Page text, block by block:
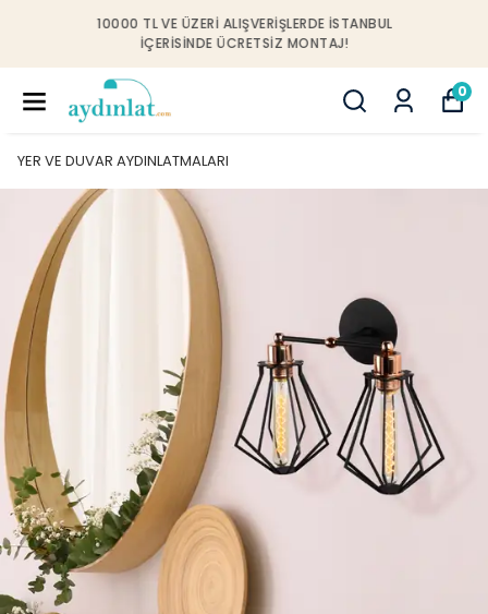
10000 TL VE ÜZERI ALIŞVERIŞLERDE İSTANBUL
IÇERISINDE ÜCRETSIZ MONTAJ!
0
YER VE DUVAR AYDINLATMALARI